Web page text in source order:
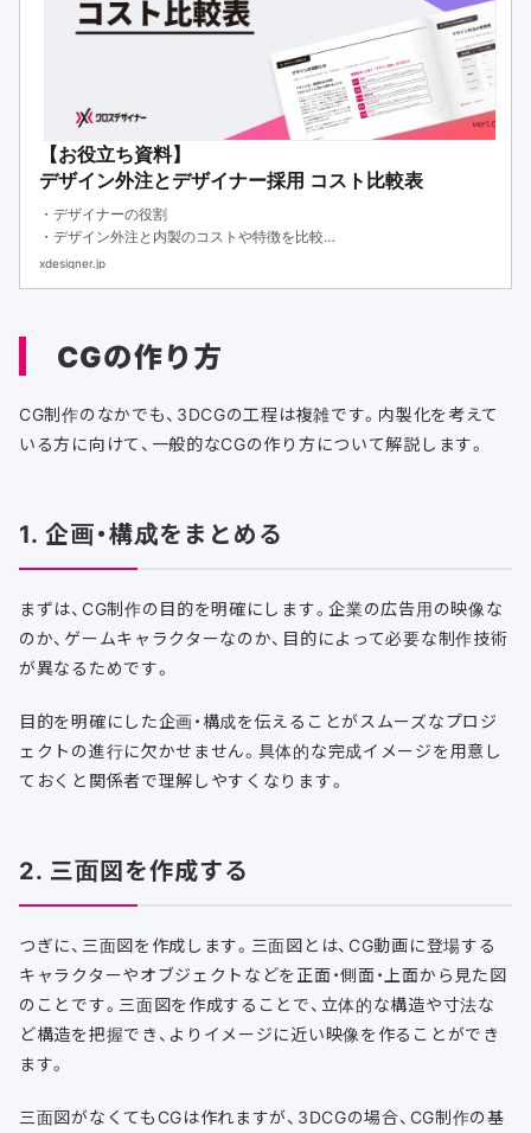
【お役立ち資料】
デザイン外注とデザイナー採用 コスト比較表
・デザイナーの役割
・デザイン外注と内製のコストや特徴を比較
・デザイナーの外注と内製の選び方
xdesigner.jp
CGの作り方
CG制作のなかでも、3DCGの工程は複雑です。内製化を考えて
いる方に向けて、一般的なCGの作り方について解説します。
1. 企画・構成をまとめる
まずは、CG制作の目的を明確にします。企業の広告用の映像な
のか、ゲームキャラクターなのか、目的によって必要な制作技術
が異なるためです。
目的を明確にした企画・構成を伝えることがスムーズなプロジ
ェクトの進行に欠かせません。具体的な完成イメージを用意し
ておくと関係者で理解しやすくなります。
2. 三面図を作成する
つぎに、三面図を作成します。三面図とは、CG動画に登場する
キャラクターやオブジェクトなどを正面・側面・上面から見た図
のことです。三面図を作成することで、立体的な構造や寸法な
ど構造を把握でき、よりイメージに近い映像を作ることができ
ます。
三面図がなくてもCGは作れますが、3DCGの場合、CG制作の基